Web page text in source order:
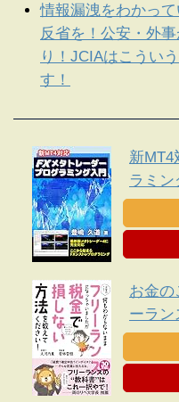
情報漏洩をわかっ
反省を！公安・外
り！JCIAはこうい
す！
新MT4
ラミン
お金の
ーラン
で損し